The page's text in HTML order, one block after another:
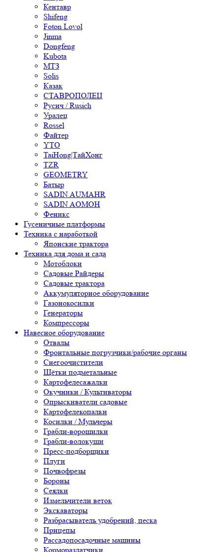
Кентавр
Shifeng
Foton Lovol
Jinma
Dongfeng
Kubota
МТЗ
Solis
Казак
СТАВРОПОЛЕЦ
Русич / Rusich
Уралец
Rossel
Файтер
YTO
TaiHong|ТайХонг
TZR
GEOMETRY
Батыр
SADIN AUMAHR
SADIN AOMOH
Феникс
Гусеничные платформы
Техника с наработкой
Японские трактора
Техника для дома и сада
Мотоблоки
Садовые Райдеры
Садовые трактора
Аккумуляторное оборудование
Газонокосилки
Генераторы
Компрессоры
Навесное оборудование
Отвалы
Фронтальные погрузчики/рабочие органы
Снегоочистители
Щётки подметальные
Картофелесажалки
Окучники / Культиваторы
Опрыскиватели садовые
Картофелекопалки
Косилки / Мульчеры
Грабли-ворошилки
Грабли-волокуши
Пресс-подборщики
Плуги
Почвофрезы
Бороны
Сеялки
Измельчители веток
Экскаваторы
Разбрасыватель удобрений, песка
Прицепы
Рассадопосадочные машины
Кормораздатчики